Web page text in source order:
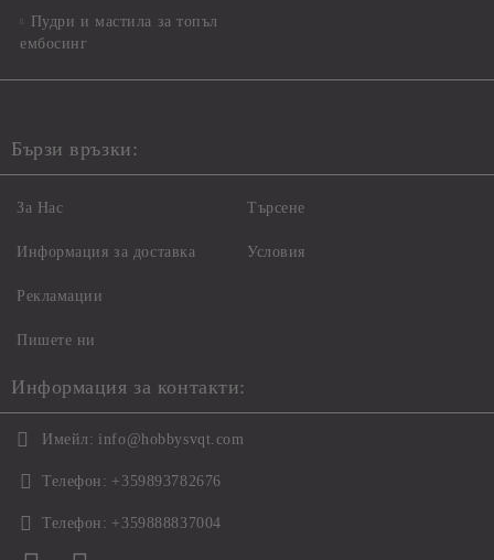
Пудри и мастила за топъл
ембосинг
Бързи връзки:
За Нас
Информация за доставка
Рекламации
Пишете ни
Търсене
Условия
Информация за контакти:
Имейл: info@hobbysvqt.com
Телефон: +359893782676
Телефон: +359888837004